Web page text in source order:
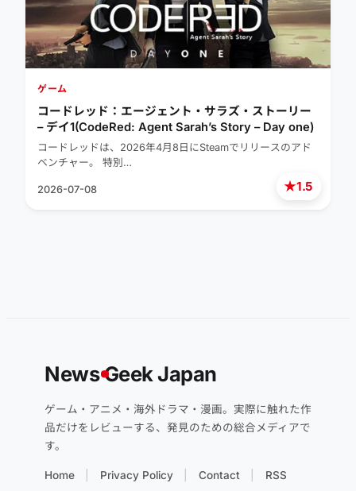
★1.5
ゲーム
コードレッド：エージェント・サラズ・ストーリー
– デイ1(CodeRed: Agent Sarah’s Story – Day one)
コードレッドは、2026年4月8日にSteamでリリースのアド
ベンチャー。 特別…
2026-07-08
NewsGeek Japan
ゲーム・アニメ・海外ドラマ・漫画。実際に触れた作
品だけをレビューする、発見のための総合メディアで
す。
Home Privacy Policy Contact RSS